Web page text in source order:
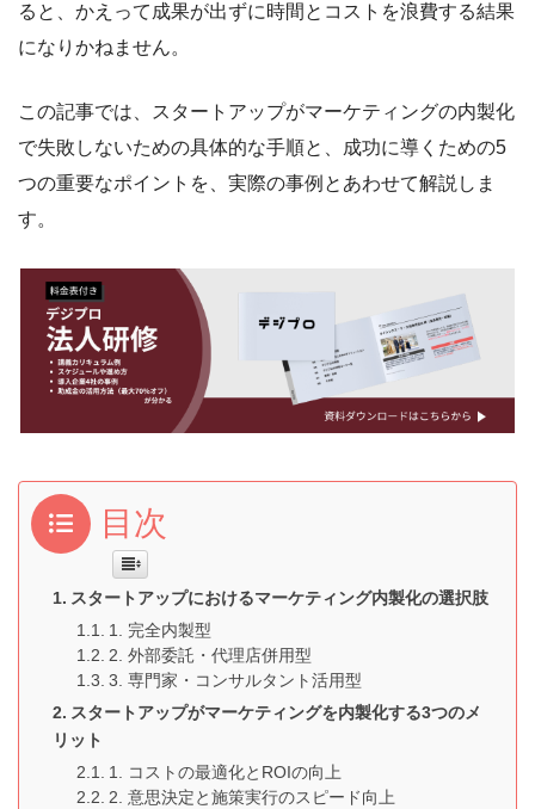
ると、かえって成果が出ずに時間とコストを浪費する結果
になりかねません。
この記事では、スタートアップがマーケティングの内製化
で失敗しないための具体的な手順と、成功に導くための5
つの重要なポイントを、実際の事例とあわせて解説しま
す。
目次
スタートアップにおけるマーケティング内製化の選択肢
1. 完全内製型
2. 外部委託・代理店併用型
3. 専門家・コンサルタント活用型
スタートアップがマーケティングを内製化する3つのメ
リット
1. コストの最適化とROIの向上
2. 意思決定と施策実行のスピード向上